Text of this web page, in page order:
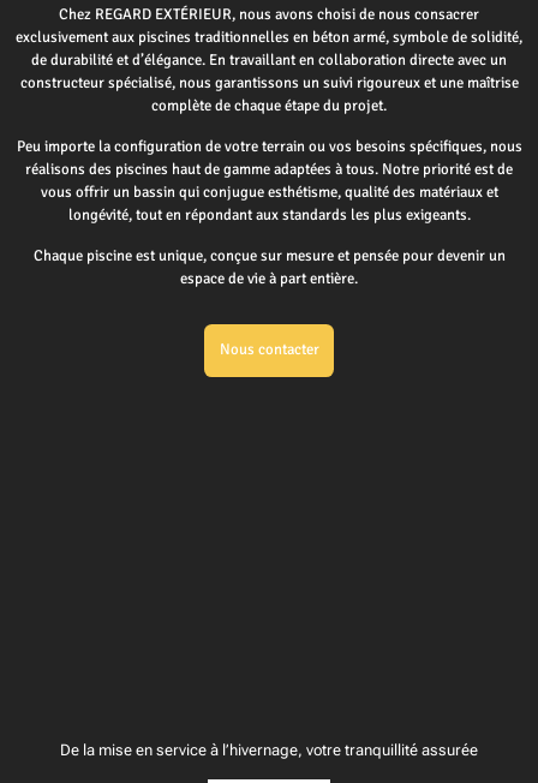
Chez REGARD EXTÉRIEUR, nous avons choisi de nous consacrer
exclusivement aux piscines traditionnelles en béton armé, symbole de solidité,
de durabilité et d’élégance. En travaillant en collaboration directe avec un
constructeur spécialisé, nous garantissons un suivi rigoureux et une maîtrise
complète de chaque étape du projet.
Peu importe la configuration de votre terrain ou vos besoins spécifiques, nous
réalisons des piscines haut de gamme adaptées à tous. Notre priorité est de
vous offrir un bassin qui conjugue esthétisme, qualité des matériaux et
longévité, tout en répondant aux standards les plus exigeants.
Chaque piscine est unique, conçue sur mesure et pensée pour devenir un
espace de vie à part entière.
Nous contacter
De la mise en service à l’hivernage, votre tranquillité assurée